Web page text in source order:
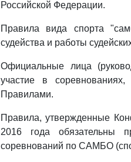
Российской Федерации.
Правила вида спорта
судейства и работы
Официальные лица
участие в
Правилами.
Правила, утвержденные
2016 года обязательны
соревнований по САМБО